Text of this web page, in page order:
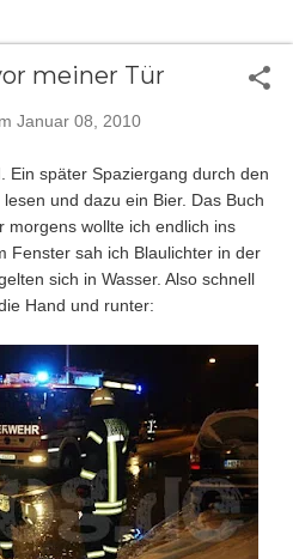
meiner Tür
Januar 08, 2010
Ein später Spaziergang durch den
und dazu ein Bier. Das Buch
morgens wollte ich endlich ins
Fenster sah ich Blaulichter in der
sich in Wasser. Also schnell
Hand und runter: